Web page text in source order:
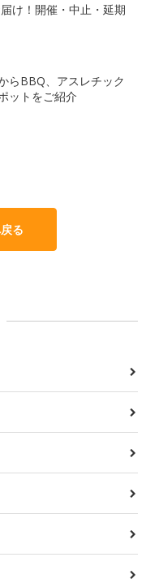
け！開催・中止・延期
らBBQ、アスレチック
ットをご紹介
る